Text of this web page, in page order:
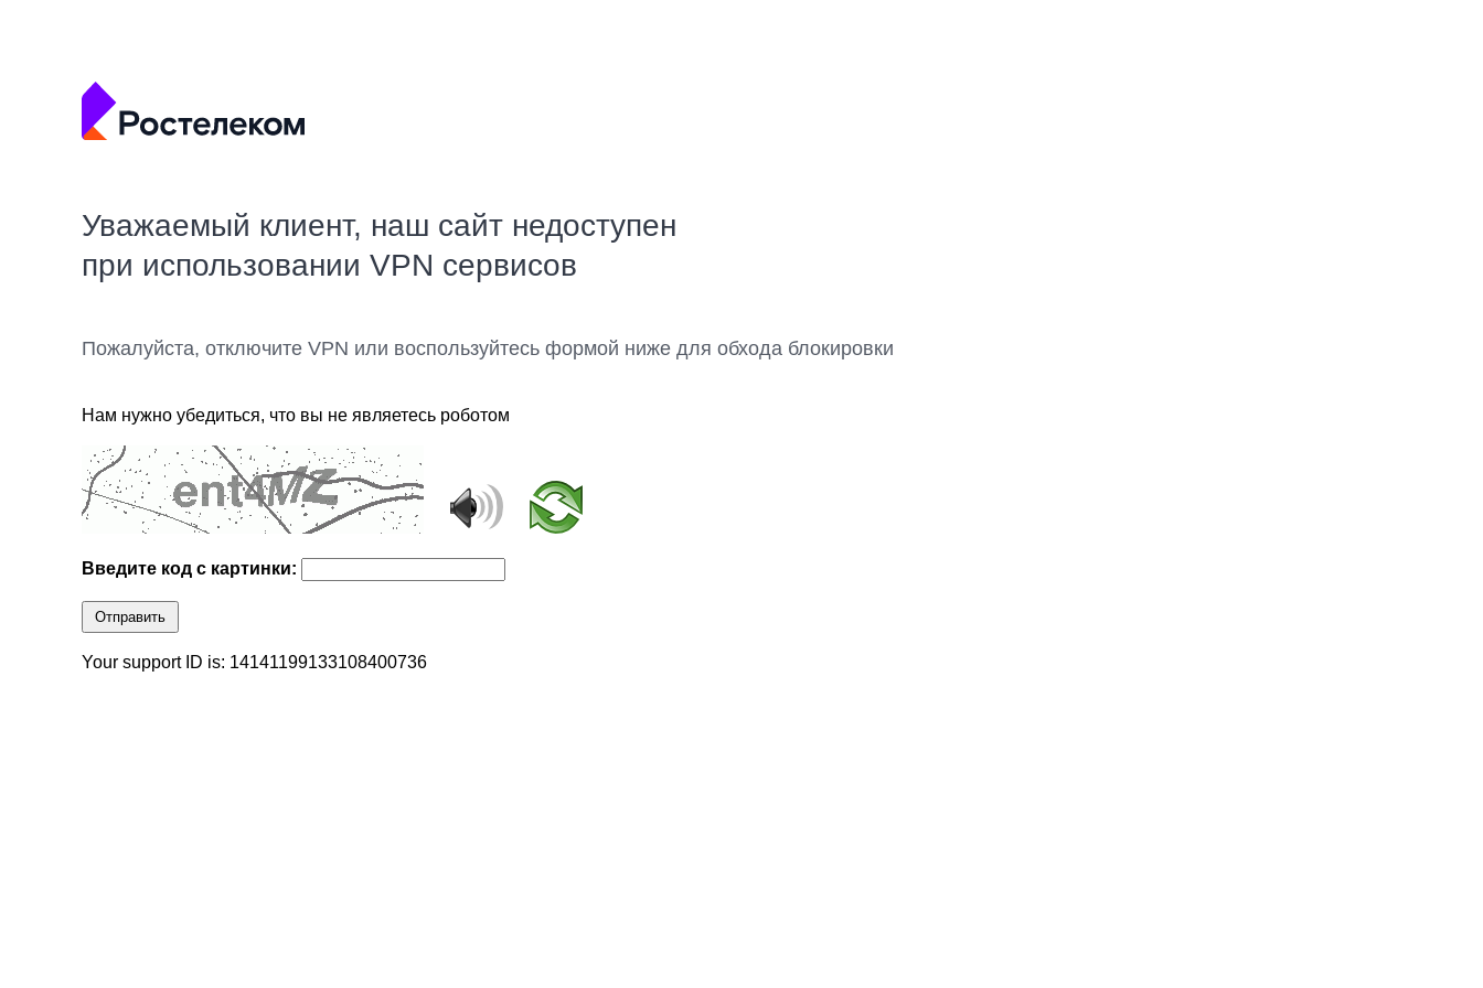
Уважаемый клиент, наш сайт недоступен
при использовании VPN сервисов
Пожалуйста, отключите VPN или воспользуйтесь формой ниже для обхода блокировки
Нам нужно убедиться, что вы не являетесь роботом
Введите код с картинки:
Отправить
Your support ID is: 14141199133108400736